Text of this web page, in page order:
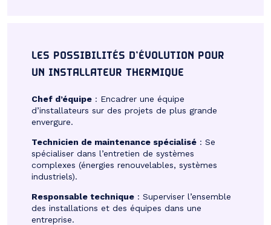
LES POSSIBILITÉS D’ÉVOLUTION POUR
UN INSTALLATEUR THERMIQUE
Chef d’équipe : Encadrer une équipe
d’installateurs sur des projets de plus grande
envergure.
Technicien de maintenance spécialisé : Se
spécialiser dans l’entretien de systèmes
complexes (énergies renouvelables, systèmes
industriels).
Responsable technique : Superviser l’ensemble
des installations et des équipes dans une
entreprise.